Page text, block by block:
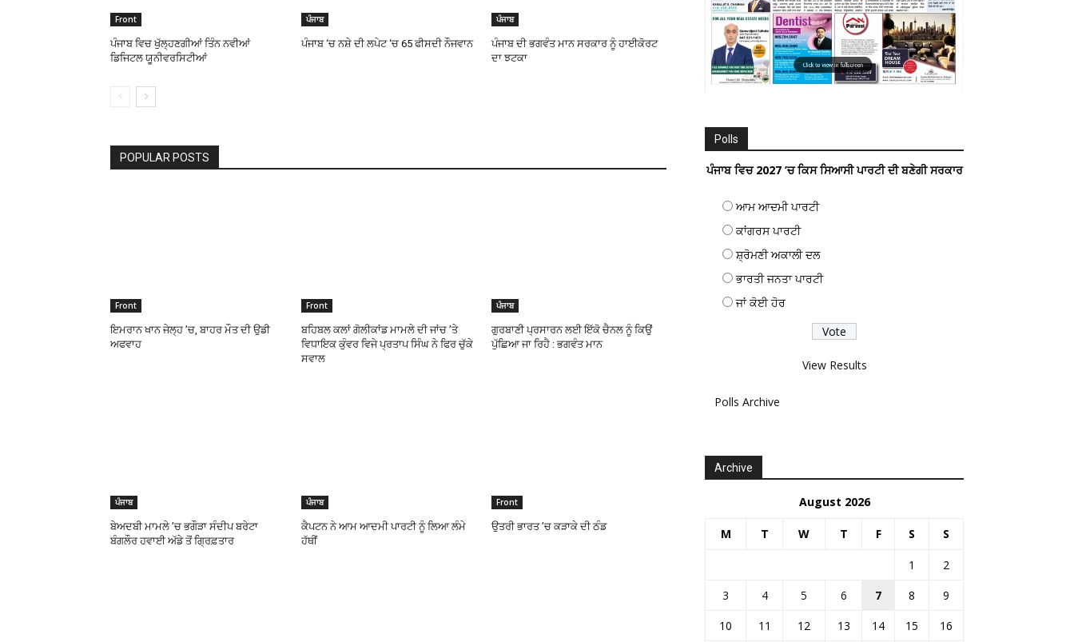
Front
ਪੰਜਾਬ ਵਿਚ ਖੁੱਲ੍ਹਣਗੀਆਂ ਤਿੰਨ ਨਵੀਆਂ
ਡਿਜਿਟਲ ਯੂਨੀਵਰਸਿਟੀਆਂ
ਪੰਜਾਬ
ਪੰਜਾਬ ‘ਚ ਨਸ਼ੇ ਦੀ ਲਪੇਟ ‘ਚ 65 ਫੀਸਦੀ ਨੌਜਵਾਨ
ਪੰਜਾਬ
ਪੰਜਾਬ ਦੀ ਭਗਵੰਤ ਮਾਨ ਸਰਕਾਰ ਨੂੰ ਹਾਈਕੋਰਟ
ਦਾ ਝਟਕਾ
POPULAR POSTS
Front
ਇਮਰਾਨ ਖਾਨ ਜੇਲ੍ਹ ’ਚ, ਬਾਹਰ ਮੌਤ ਦੀ ਉਡੀ
ਅਫਵਾਹ
Front
ਬਹਿਬਲ ਕਲਾਂ ਗੋਲੀਕਾਂਡ ਮਾਮਲੇ ਦੀ ਜਾਂਚ ’ਤੇ
ਵਿਧਾਇਕ ਕੁੰਵਰ ਵਿਜੇ ਪ੍ਰਤਾਪ ਸਿੰਘ ਨੇ ਫਿਰ ਚੁੱਕੇ
ਸਵਾਲ
ਪੰਜਾਬ
ਗੁਰਬਾਣੀ ਪ੍ਰਸਾਰਨ ਲਈ ਇੱਕੋ ਚੈਨਲ ਨੂੰ ਕਿਉਂ
ਪੁੱਛਿਆ ਜਾ ਰਿਹੈ : ਭਗਵੰਤ ਮਾਨ
ਪੰਜਾਬ
ਬੇਅਦਬੀ ਮਾਮਲੇ ’ਚ ਭਗੌੜਾ ਸੰਦੀਪ ਬਰੇਟਾ
ਬੰਗਲੌਰ ਹਵਾਈ ਅੱਡੇ ਤੋਂ ਗਿ੍ਰਫ਼ਤਾਰ
ਪੰਜਾਬ
ਕੈਪਟਨ ਨੇ ਆਮ ਆਦਮੀ ਪਾਰਟੀ ਨੂੰ ਲਿਆ ਲੰਮੇ
ਹੱਥੀਂ
Front
ਉਤਰੀ ਭਾਰਤ ’ਚ ਕੜਾਕੇ ਦੀ ਠੰਡ
Polls
ਪੰਜਾਬ ਵਿਚ 2027 ’ਚ ਕਿਸ ਸਿਆਸੀ ਪਾਰਟੀ ਦੀ ਬਣੇਗੀ ਸਰਕਾਰ
ਆਮ ਆਦਮੀ ਪਾਰਟੀ
ਕਾਂਗਰਸ ਪਾਰਟੀ
ਸ਼੍ਰੋਮਣੀ ਅਕਾਲੀ ਦਲ
ਭਾਰਤੀ ਜਨਤਾ ਪਾਰਟੀ
ਜਾਂ ਕੋਈ ਹੋਰ
View Results
Polls Archive
Archive
August 2026
M T W T F S S
1
2
3
4 5 6 7 8
9
10
11 12 13 14 15
16